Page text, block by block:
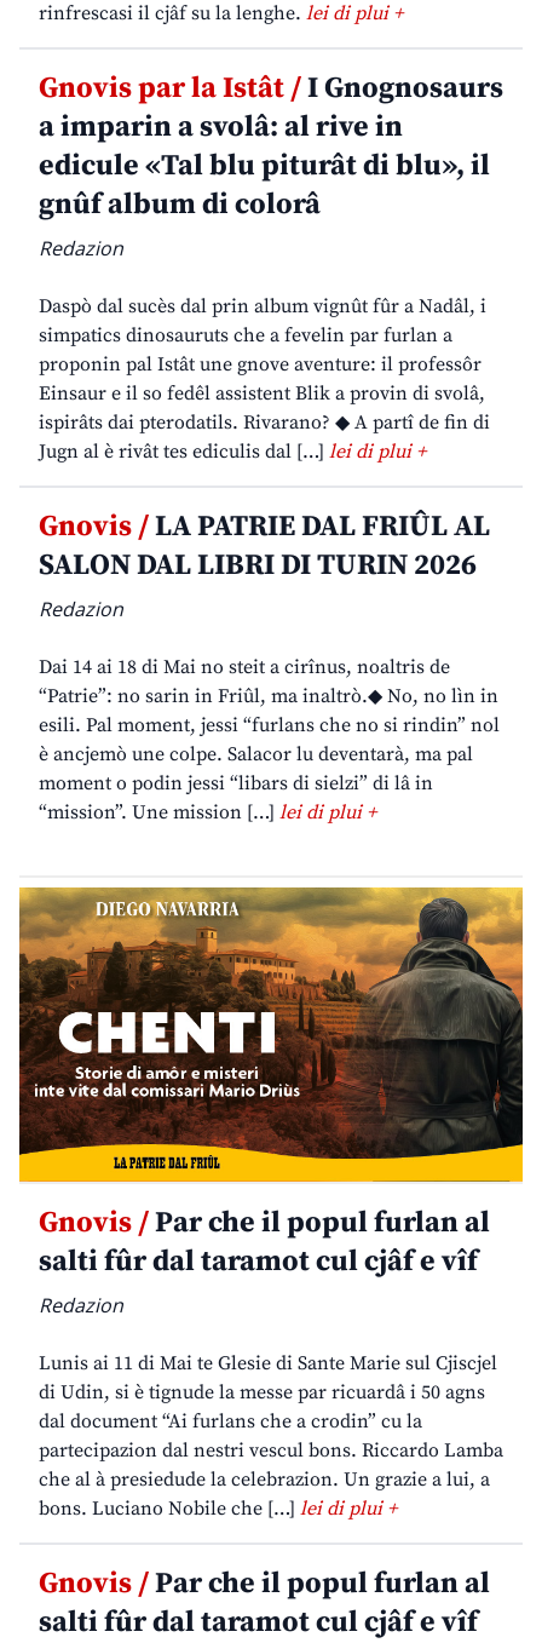
rinfrescasi il cjâf su la lenghe. lei di plui +
Gnovis par la Istât /I Gnognosaurs
a imparin a svolâ: al rive in
edicule «Tal blu piturât di blu», il
gnûf album di colorâ
Redazion
Daspò dal sucès dal prin album vignût fûr a Nadâl, i
simpatics dinosauruts che a fevelin par furlan a
proponin pal Istât une gnove aventure: il professôr
Einsaur e il so fedêl assistent Blik a provin di svolâ,
ispirâts dai pterodatils. Rivarano? ◆ A partî de fin di
Jugn al è rivât tes ediculis dal […] lei di plui +
Gnovis /LA PATRIE DAL FRIÛL AL
SALON DAL LIBRI DI TURIN 2026
Redazion
Dai 14 ai 18 di Mai no steit a cirînus, noaltris de
“Patrie”: no sarin in Friûl, ma inaltrò.◆ No, no lìn in
esili. Pal moment, jessi “furlans che no si rindin” nol
è ancjemò une colpe. Salacor lu deventarà, ma pal
moment o podin jessi “libars di sielzi” di lâ in
“mission”. Une mission […] lei di plui +
Gnovis /Par che il popul furlan al
salti fûr dal taramot cul cjâf e vîf
Redazion
Lunis ai 11 di Mai te Glesie di Sante Marie sul Cjiscjel
di Udin, si è tignude la messe par ricuardâ i 50 agns
dal document “Ai furlans che a crodin” cu la
partecipazion dal nestri vescul bons. Riccardo Lamba
che al à presiedude la celebrazion. Un grazie a lui, a
bons. Luciano Nobile che […] lei di plui +
Gnovis /Par che il popul furlan al
salti fûr dal taramot cul cjâf e vîf